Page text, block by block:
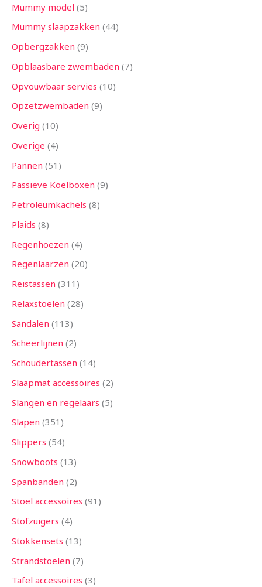
Mummy model 5
Mummy slaapzakken 44
Opbergzakken 9
Opblaasbare zwembaden 7
Opvouwbaar servies 10
Opzetzwembaden 9
Overig 10
Overige 4
Pannen 51
Passieve Koelboxen 9
Petroleumkachels 8
Plaids 8
Regenhoezen 4
Regenlaarzen 20
Reistassen 311
Relaxstoelen 28
Sandalen 113
Scheerlijnen 2
Schoudertassen 14
Slaapmat accessoires 2
Slangen en regelaars 5
Slapen 351
Slippers 54
Snowboots 13
Spanbanden 2
Stoel accessoires 91
Stofzuigers 4
Stokkensets 13
Strandstoelen 7
Tafel accessoires 3